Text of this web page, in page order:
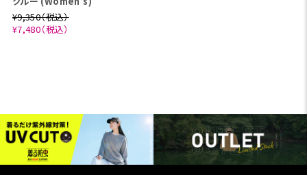
¥9,350（税込）
¥7,480（税込）